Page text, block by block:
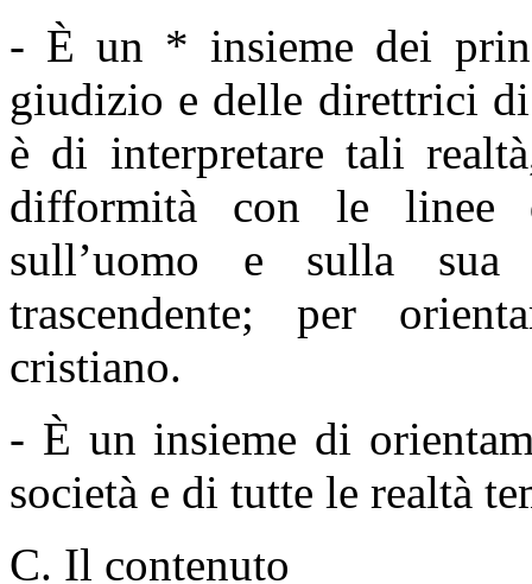
- È un * insieme dei
giudizio e delle direttrici
è di interpretare tali
difformità con le linee
sull’uomo e sulla sua
trascendente; per
cristiano.
- È un insieme di
società e di tutte le realtà
C. Il contenuto